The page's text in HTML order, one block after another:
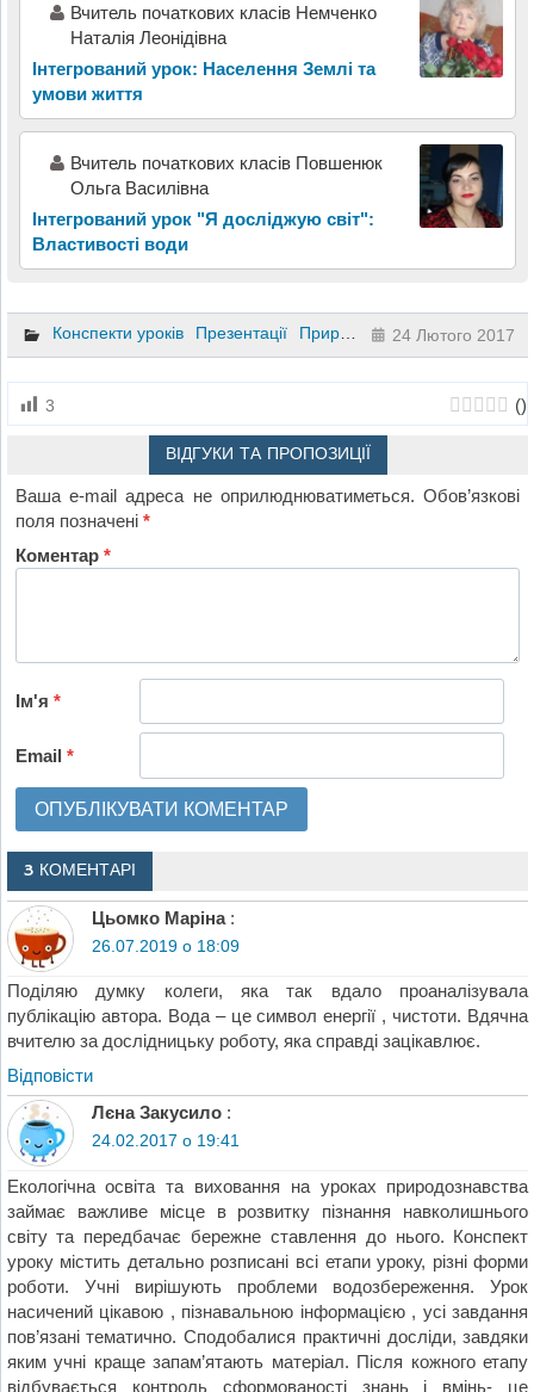
Вчитель початкових класів Немченко
Наталія Леонідівна
Інтегрований урок: Населення Землі та
умови життя
Вчитель початкових класів Повшенюк
Ольга Василівна
Інтегрований урок "Я досліджую світ":
Властивості води
Конспекти уроків Презентації Природознавство 5 клас
24 Лютого 2017
3 ()
ВІДГУКИ ТА ПРОПОЗИЦІЇ
Ваша e-mail адреса не оприлюднюватиметься. Обов’язкові
поля позначені*
Коментар*
Ім'я*
Email*
3 КОМЕНТАРІ
Цьомко Маріна :
26.07.2019 о 18:09
Поділяю думку колеги, яка так вдало проаналізувала
публікацію автора. Вода – це символ енергії , чистоти. Вдячна
вчителю за дослідницьку роботу, яка справді зацікавлює.
Відповіcти
Лєна Закусило :
24.02.2017 о 19:41
Екологічна освіта та виховання на уроках природознавства
займає важливе місце в розвитку пізнання навколишнього
світу та передбачає бережне ставлення до нього. Конспект
уроку містить детально розписані всі етапи уроку, різні форми
роботи. Учні вирішують проблеми водозбереження. Урок
насичений цікавою , пізнавальною інформацією , усі завдання
пов’язані тематично. Сподобалися практичні досліди, завдяки
яким учні краще запам’ятають матеріал. Після кожного етапу
відбувається контроль сформованості знань і вмінь- це